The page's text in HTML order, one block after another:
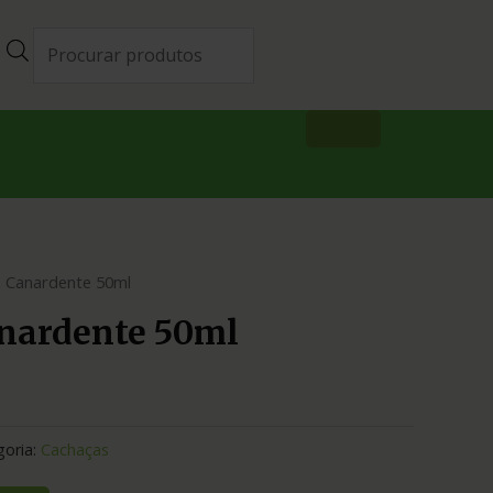
50ml
50ml
Cachaças